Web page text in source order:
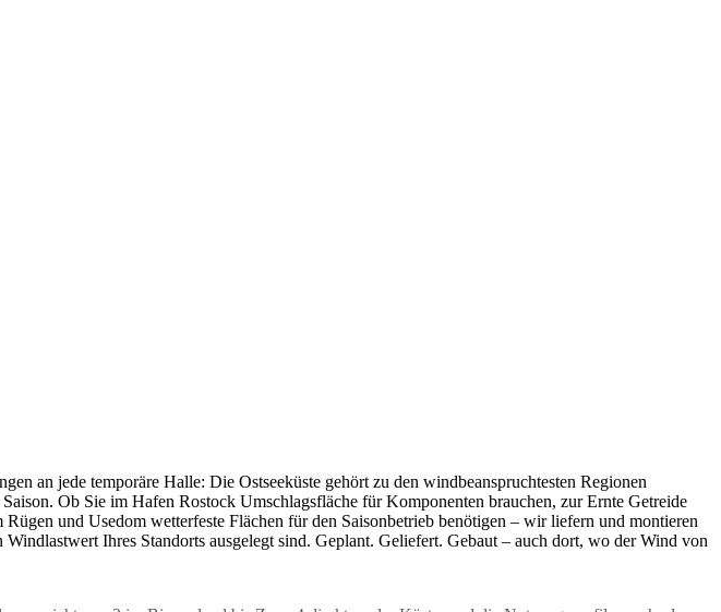
an jede temporäre Halle: Die Ostseeküste gehört zu den windbeanspruchtesten Regionen
Ob Sie im Hafen Rostock Umschlagsfläche für Komponenten brauchen, zur Ernte Getreide
und Usedom wetterfeste Flächen für den Saisonbetrieb benötigen – wir liefern und montieren
Ihres Standorts ausgelegt sind. Geplant. Geliefert. Gebaut – auch dort, wo der Wind von